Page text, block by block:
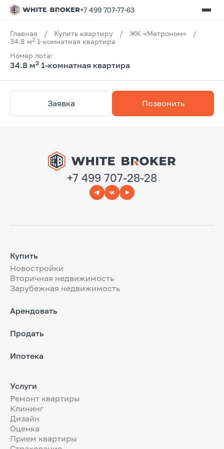
+7 499 707-77-63
Главная / Купить квартиру / ЖК «Метроном»
/
34.8 м2 1-комнатная квартира
Номер лота:
34.8 м2 1-комнатная квартира
Заявка Позвонить
+7 499 707-28-28
Купить
Новостройки
Вторичная недвижимость
Зарубежная недвижимость
Арендовать
Продать
Ипотека
Услуги
Ремонт квартиры
Клининг
Дизайн
Оценка
Прием квартиры